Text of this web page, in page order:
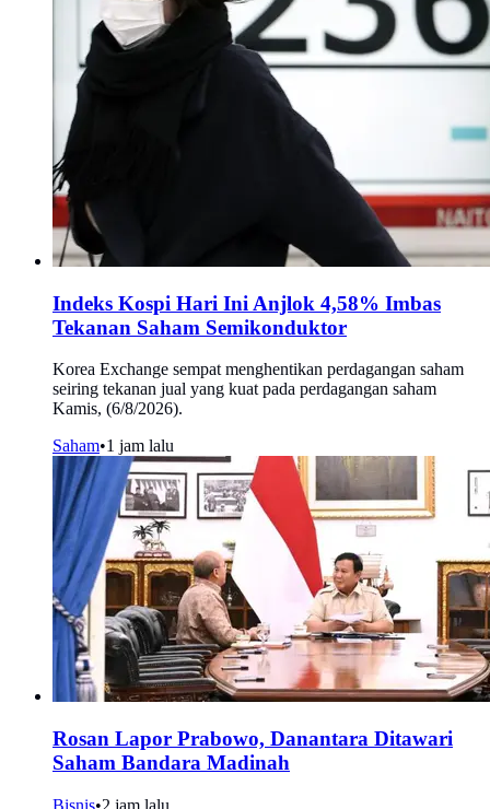
Indeks Kospi Hari Ini Anjlok 4,58% Imbas
Tekanan Saham Semikonduktor
Korea Exchange sempat menghentikan perdagangan saham
seiring tekanan jual yang kuat pada perdagangan saham
Kamis, (6/8/2026).
Saham•1 jam lalu
Rosan Lapor Prabowo, Danantara Ditawari
Saham Bandara Madinah
Bisnis•2 jam lalu